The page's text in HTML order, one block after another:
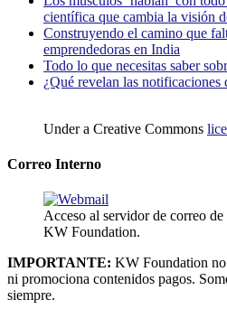
científica que cambia la visión
Construyendo el camino que
emprendedoras en India
Todo lo que necesitas saber
¿Qué revelan las notificaciones
Under a Creative Commons
Correo Interno
Acceso al servidor de correo
KW Foundation.
IMPORTANTE: KW Foundation
ni promociona contenidos pagos.
siempre.